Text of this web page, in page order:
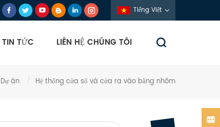
Tiếng Việt
TIN TỨC LIÊN HỆ CHÚNG TÔI
Dự án / Hệ thống cửa sổ và cửa ra vào bằng nhôm